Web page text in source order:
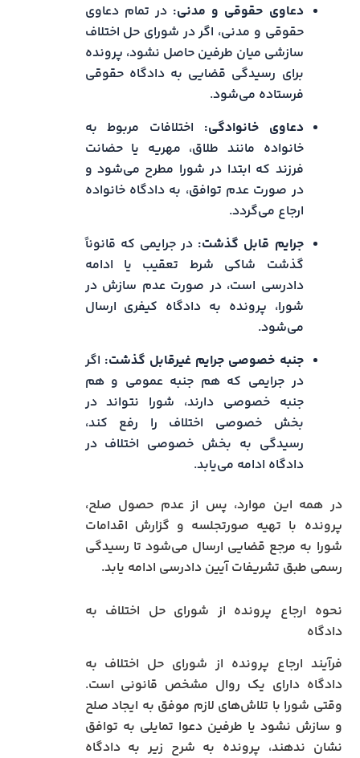
دعاوی حقوقی و مدنی: در تمام دعاوی
حقوقی و مدنی، اگر در شورای حل اختلاف
سازشی میان طرفین حاصل نشود، پرونده
برای رسیدگی قضایی به دادگاه حقوقی
فرستاده می‌شود.
دعاوی خانوادگی: اختلافات مربوط به
خانواده مانند طلاق، مهریه یا حضانت
فرزند که ابتدا در شورا مطرح می‌شود و
در صورت عدم توافق، به دادگاه خانواده
ارجاع می‌گردد.
جرایم قابل گذشت: در جرایمی که قانوناً
گذشت شاکی شرط تعقیب یا ادامه
دادرسی است، در صورت عدم سازش در
شورا، پرونده به دادگاه کیفری ارسال
می‌شود.
جنبه خصوصی جرایم غیرقابل گذشت: اگر
در جرایمی که هم جنبه عمومی و هم
جنبه خصوصی دارند، شورا نتواند در
بخش خصوصی اختلاف را رفع کند،
رسیدگی به بخش خصوصی اختلاف در
دادگاه ادامه می‌یابد.
در همه این موارد، پس از عدم حصول صلح،
پرونده با تهیه صورتجلسه و گزارش اقدامات
شورا به مرجع قضایی ارسال می‌شود تا رسیدگی
رسمی طبق تشریفات آیین دادرسی ادامه یابد.
نحوه ارجاع پرونده از شورای حل اختلاف به
دادگاه
فرآیند ارجاع پرونده از شورای حل اختلاف به
دادگاه دارای یک روال مشخص قانونی است.
وقتی شورا با تلاش‌های لازم موفق به ایجاد صلح
و سازش نشود یا طرفین دعوا تمایلی به توافق
نشان ندهند، پرونده به شرح زیر به دادگاه